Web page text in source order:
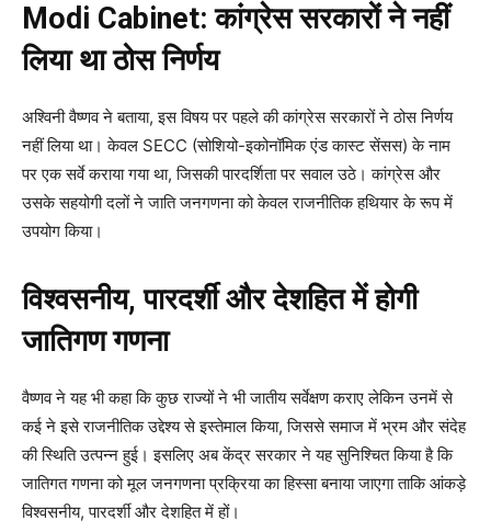
Modi Cabinet: कांग्रेस सरकारों ने नहीं
लिया था ठोस निर्णय
अश्विनी वैष्णव ने बताया, इस विषय पर पहले की कांग्रेस सरकारों ने ठोस निर्णय
नहीं लिया था। केवल SECC (सोशियो-इकोनॉमिक एंड कास्ट सेंसस) के नाम
पर एक सर्वे कराया गया था, जिसकी पारदर्शिता पर सवाल उठे। कांग्रेस और
उसके सहयोगी दलों ने जाति जनगणना को केवल राजनीतिक हथियार के रूप में
उपयोग किया।
विश्वसनीय, पारदर्शी और देशहित में होगी
जातिगण गणना
वैष्णव ने यह भी कहा कि कुछ राज्यों ने भी जातीय सर्वेक्षण कराए लेकिन उनमें से
कई ने इसे राजनीतिक उद्देश्य से इस्तेमाल किया, जिससे समाज में भ्रम और संदेह
की स्थिति उत्पन्न हुई। इसलिए अब केंद्र सरकार ने यह सुनिश्चित किया है कि
जातिगत गणना को मूल जनगणना प्रक्रिया का हिस्सा बनाया जाएगा ताकि आंकड़े
विश्वसनीय, पारदर्शी और देशहित में हों।